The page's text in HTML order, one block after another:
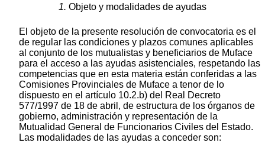
1. Objeto y modalidades de ayudas
El objeto de la presente resolución de convocatoria es el
de regular las condiciones y plazos comunes aplicables
al conjunto de los mutualistas y beneficiarios de Muface
para el acceso a las ayudas asistenciales, respetando las
competencias que en esta materia están conferidas a las
Comisiones Provinciales de Muface a tenor de lo
dispuesto en el artículo 10.2.b) del Real Decreto
577/1997 de 18 de abril, de estructura de los órganos de
gobierno, administración y representación de la
Mutualidad General de Funcionarios Civiles del Estado.
Las modalidades de las ayudas a conceder son: